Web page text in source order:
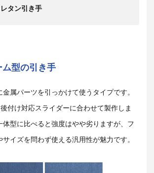
タン引き手
型の引き手
属パーツを引っかけて使うタイプです。
付け対応スライダーに合わせて製作しま
体型に比べると強度はやや劣りますが、フ
サイズを問わず使える汎用性が魅力です。